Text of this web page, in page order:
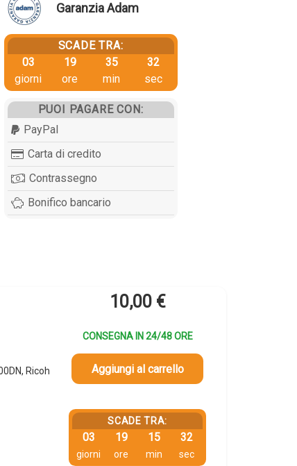
Garanzia Adam
SCADE TRA:
03
giorni
19
ore
35
min
31
sec
PUOI PAGARE CON:
PayPal
Carta di credito
Contrassegno
Bonifico bancario
Ricoh
10,00 €
CONSEGNA IN 24/48 ORE
Aggiungi al carrello
SCADE TRA:
03
giorni
19
ore
15
min
31
sec